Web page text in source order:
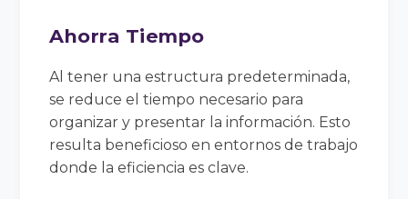
Ahorra Tiempo
Al tener una estructura predeterminada,
se reduce el tiempo necesario para
organizar y presentar la información. Esto
resulta beneficioso en entornos de trabajo
donde la eficiencia es clave.